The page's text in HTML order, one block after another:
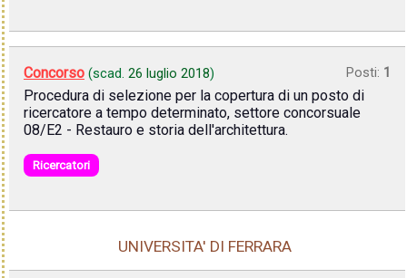
Concorso (scad. 26 luglio 2018) Posti: 1
Procedura di selezione per la copertura di un posto di
ricercatore a tempo determinato, settore concorsuale
08/E2 - Restauro e storia dell'architettura.
Ricercatori
UNIVERSITA' DI FERRARA